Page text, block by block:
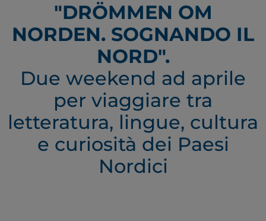
"DRÖMMEN OM
NORDEN. SOGNANDO IL
NORD".
Due weekend ad aprile
per viaggiare tra
letteratura, lingue, cultura
e curiosità dei Paesi
Nordici